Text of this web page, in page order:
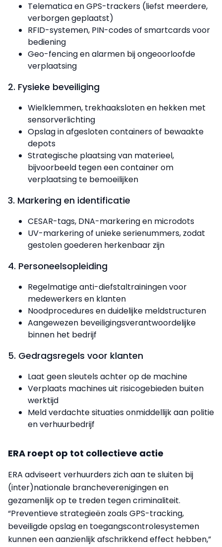
Telematica en GPS-trackers (liefst meerdere,
verborgen geplaatst)
RFID-systemen, PIN-codes of smartcards voor
bediening
Geo-fencing en alarmen bij ongeoorloofde
verplaatsing
2. Fysieke beveiliging
Wielklemmen, trekhaaksloten en hekken met
sensorverlichting
Opslag in afgesloten containers of bewaakte
depots
Strategische plaatsing van materieel,
bijvoorbeeld tegen een container om
verplaatsing te bemoeilijken
3. Markering en identificatie
CESAR-tags, DNA-markering en microdots
UV-markering of unieke serienummers, zodat
gestolen goederen herkenbaar zijn
4. Personeelsopleiding
Regelmatige anti-diefstaltrainingen voor
medewerkers en klanten
Noodprocedures en duidelijke meldstructuren
Aangewezen beveiligingsverantwoordelijke
binnen het bedrijf
5. Gedragsregels voor klanten
Laat geen sleutels achter op de machine
Verplaats machines uit risicogebieden buiten
werktijd
Meld verdachte situaties onmiddellijk aan politie
en verhuurbedrijf
ERA roept op tot collectieve actie
ERA adviseert verhuurders zich aan te sluiten bij
(inter)nationale brancheverenigingen en
gezamenlijk op te treden tegen criminaliteit.
“Preventieve strategieën zoals GPS-tracking,
beveiligde opslag en toegangscontrolesystemen
kunnen een aanzienlijk afschrikkend effect hebben,”